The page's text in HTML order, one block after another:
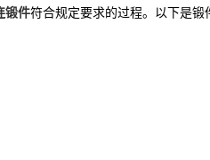
锻件符合规定要求的过程。以下是锻